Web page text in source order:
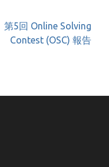
第5回 Online Solving
Contest (OSC) 報告